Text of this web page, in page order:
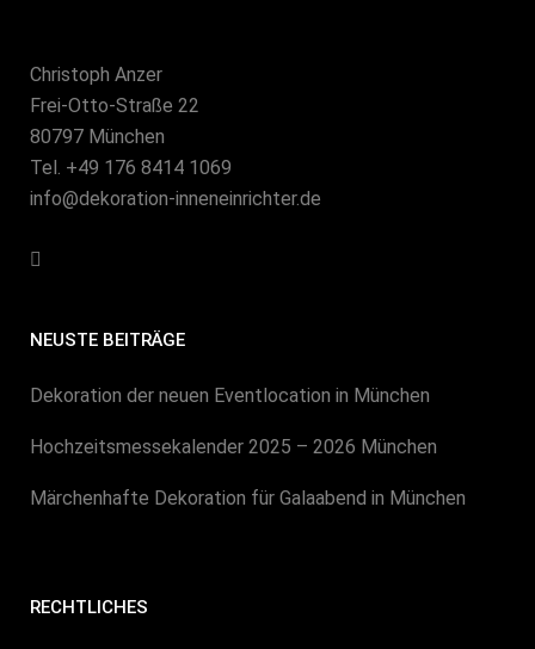
Christoph Anzer
Frei-Otto-Straße 22
80797 München
Tel. +49 176 8414 1069
info@dekoration-inneneinrichter.de
NEUSTE BEITRÄGE
Dekoration der neuen Eventlocation in München
Hochzeitsmessekalender 2025 – 2026 München
Märchenhafte Dekoration für Galaabend in München
RECHTLICHES